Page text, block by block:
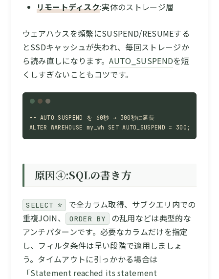
リモートディスク:実体のストレージ層
ウェアハウスを頻繁にSUSPEND/RESUMEする
とSSDキャッシュが失われ、毎回ストレージか
ら読み直しになります。AUTO_SUSPENDを短
くしすぎないこともコツです。
-- AUTO_SUSPEND を 60秒 → 300秒に延長
ALTER WAREHOUSE my_wh SET AUTO_SUSPEND = 300;
原因④:SQLの書き方
SELECT *
で全カラム取得、サブクエリ内での
重複JOIN、
ORDER BY
の乱用などは典型的な
アンチパターンです。必要なカラムだけを指定
し、フィルタ条件は早い段階で適用しましょ
う。タイムアウトに引っかかる場合は
「Statement reached its statement